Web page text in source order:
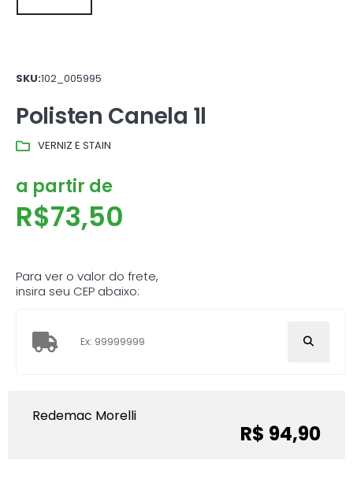
SKU:102_005995
Polisten Canela 1l
VERNIZ E STAIN
a partir de
R$73,50
Para ver o valor do frete,
insira seu CEP abaixo:
Redemac Morelli
R$ 94,90